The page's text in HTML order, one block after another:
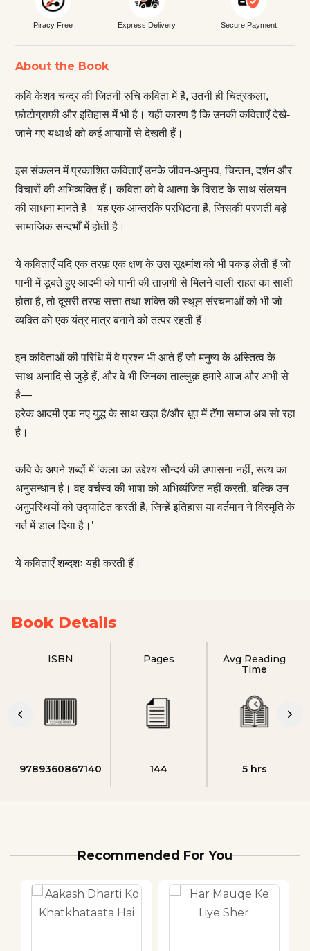
Piracy Free Express Delivery Secure Payment
About the Book
कवि केशव चन्द्र की जितनी रुचि कविता में है, उतनी ही चित्रकला,
फ़ोटोग्राफ़ी और इतिहास में भी है। यही कारण है कि उनकी कविताएँ देखे-
जाने गए यथार्थ को कई आयामों से देखती हैं।
इस संकलन में प्रकाशित कविताएँ उनके जीवन-अनुभव, चिन्तन, दर्शन और
विचारों की अभिव्यक्ति हैं। कविता को वे आत्मा के विराट के साथ संलयन
की साधना मानते हैं। यह एक आन्त‌र‌कि पर‌धिटना है, जिसकी परणती बड़े
सामाजिक सन्दर्भों में होती है।
ये कविताएँ यदि एक तरफ़ एक क्षण के उस सूक्ष्मांश को भी पकड़ लेती हैं जो
पानी में डूबते हुए आदमी को पानी की ताज़गी से मिलने वाली राहत का साक्षी
होता है, तो दूसरी तरफ़ सत्ता तथा शक्ति की स्थूल संरचनाओं को भी जो
व्यक्त‌ि को एक यंत्र मात्र बनाने को तत्पर रहती हैं।
इन कविताओं की परिधि में वे प्रश्न भी आते हैं जो मनुष्य के अस्त‌ित्व के
साथ अनादि से जुड़े हैं, और वे भी जिनका ताल्लुक़ हमारे आज और अभी से
है—
हरेक आदमी एक नए युद्ध के साथ खड़ा है/और धूप में टँगा समाज अब सो रहा
है।
कवि के अपने शब्दों में ‘कला का उद्देश्य सौन्दर्य की उपासना नहीं, सत्य का
अनुसन्धान है। वह वर्चस्व की भाषा को अभिव्यंजित नहीं करती, बल्कि उन
अनुपस्थियों को उद्घाटित करती है, जिन्हें इतिहास या वर्तमान ने विस्मृति के
गर्त में डाल दिया है।’
ये कविताएँ शब्दशः यही करती हैं।
Book Details
ISBN
9789360867140
Pages
144
Avg Reading
Time
5 hrs
Recommended For You